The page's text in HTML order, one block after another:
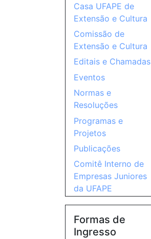
Casa UFAPE de
Extensão e Cultura
Comissão de
Extensão e Cultura
Editais e Chamadas
Eventos
Normas e
Resoluções
Programas e
Projetos
Publicações
Comitê Interno de
Empresas Juniores
da UFAPE
Formas de
Ingresso